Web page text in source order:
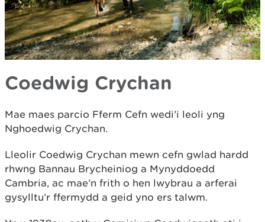
Coedwig Crychan
Mae maes parcio Fferm Cefn wedi’i leoli yng
Nghoedwig Crychan.
Lleolir Coedwig Crychan mewn cefn gwlad hardd
rhwng Bannau Brycheiniog a Mynyddoedd
Cambria, ac mae’n frith o hen lwybrau a arferai
gysylltu’r ffermydd a geid yno ers talwm.